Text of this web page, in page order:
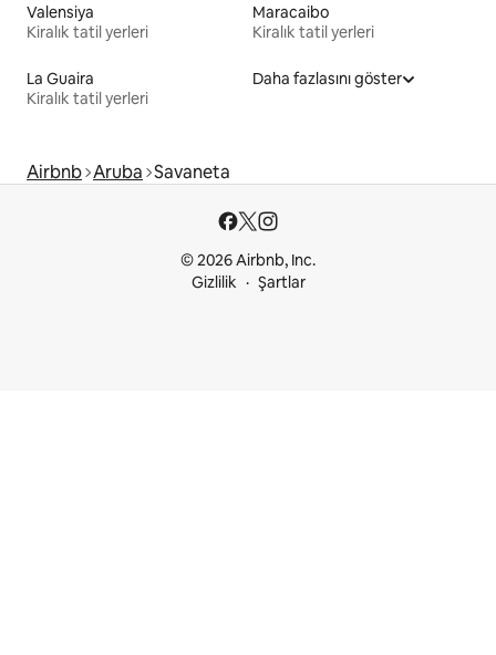
Valensiya
Kiralık tatil yerleri
Maracaibo
Kiralık tatil yerleri
La Guaira
Kiralık tatil yerleri
Daha fazlasını göster
Airbnb Aruba Savaneta
© 2026 Airbnb, Inc.
Gizlilik
Şartlar